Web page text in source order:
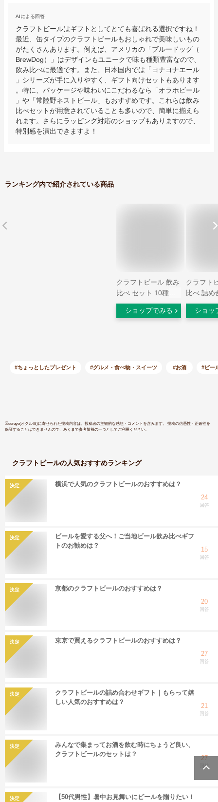
AIによる回答
クラフトビールはギフトとしてとても喜ばれる選択ですね！
最近、缶タイプのクラフトビールもおしゃれで美味しいもの
がたくさんあります。例えば、アメリカの「ブルードッグ（
BrewDog）」はデザインもユニークで味も種類豊富なので、
飲み比べに最適です。また、日本国内では「ヨナヨナエール
」シリーズが手に入りやすく、ギフト向けセットもあります
。特に、パッケージや味わいにこだわるなら「オラホビール
」や「常陸野ネストビール」もおすすめです。これらは飲み
比べセットが用意されていることも多いので、簡単に揃えら
れます。さらにラッピング対応のショップもありますので、
特別感を演出できますよ！
ランキング内で紹介されている商品
クラフトビール 飲み
比べ セット 10種 10
本 ギフト のしOK 缶
人気 ビール 黒 白 よ
ショップでみる
クラフト
比べ 詰め
エチゴビ
6種類 W
贈り物
ショッ
#ちょっとしたプレゼント #グルメ・食べ物・スイーツ #お酒 #ビー
※ocruyo(オクルヨ)に寄せられた投稿内容は、投稿者の主観的な感想・コメントを含みます。 投稿の信憑性・正確性を
保証することはできませんので、あくまで参考情報の一つとしてご利用ください。
クラフトビールの人気おすすめランキング
決定
横浜で人気のクラフトビールのおすすめは？
24
回答
決定
ビールを愛する父へ！ご当地ビール飲み比べギフ
トのお勧めは？
15
回答
決定
京都のクラフトビールのおすすめは？
20
回答
決定
東京で買えるクラフトビールのおすすめは？
27
回答
決定
クラフトビールの詰め合わせギフト｜もらって嬉
しい人気のおすすめは？
21
回答
決定
みんなで集まってお酒を飲む時にちょうど良い、
クラフトビールのセットは？
27
回答
決定 【50代男性】暑中お見舞いにビールを贈りたい！